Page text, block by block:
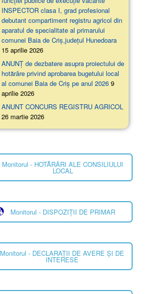
INSPECTOR clasa I, grad profesional
debutant compartiment registru agricol din
aparatul de specialitate al primarului
comunei Baia de Criș,județul Hunedoara
15 aprilie 2026
ANUNȚ de dezbatere asupra proiectului de
hotărâre privind aprobarea bugetului local
al comunei Baia de Criș pe anul 2026 9
aprilie 2026
ANUNT CONCURS REGISTRU AGRICOL
26 martie 2026
Monitorul - HOTĂRÂRI ALE CONSILIULUI
LOCAL
Monitorul - DISPOZIȚII DE PRIMAR
Monitorul - DECLARAȚII DE AVERE ȘI DE
INTERESE